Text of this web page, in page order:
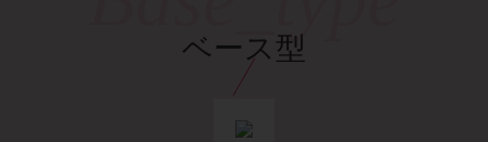
ベース型